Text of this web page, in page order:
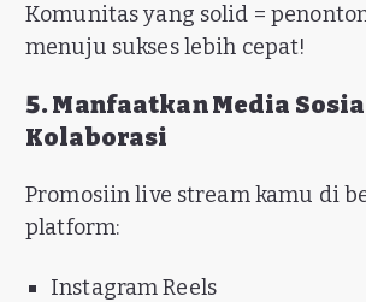
Komunitas yang solid =
menuju sukses lebih cepat!
5. Manfaatkan Media
Kolaborasi
Promosiin live stream kamu di
platform:
Instagram Reels